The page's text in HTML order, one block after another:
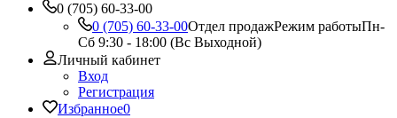
0 (705) 60-33-00
0 (705) 60-33-00Отдел продажРежим работыПн-
Сб 9:30 - 18:00 (Вс Выходной)
Личный кабинет
Вход
Регистрация
Избранное0